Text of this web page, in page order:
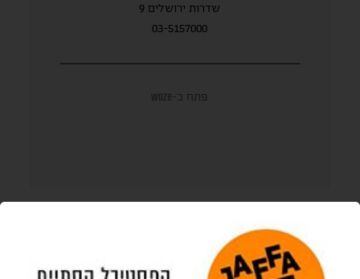
שדרות ירושלים 9
03-5157000
פתח ב-waze